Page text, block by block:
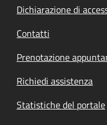
Dichiarazione di
Contatti
Prenotazione
Richiedi assistenza
Statistiche del portale